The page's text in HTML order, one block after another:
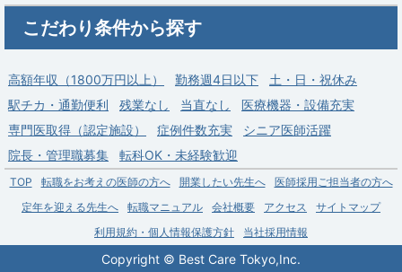
こだわり条件から探す
高額年収（1800万円以上） 勤務週4日以下
土・日・祝休み
駅チカ・通勤便利
残業なし 当直なし
医療機器・設備充実
専門医取得（認定施設）
症例件数充実
シニア医師活躍
院長・管理職募集
転科OK・未経験歓迎
TOP 転職をお考えの医師の方へ 開業したい先生へ
医師採用ご担当者の方へ
定年を迎える先生へ
転職マニュアル 会社概要 アクセス
サイトマップ
利用規約・個人情報保護方針
当社採用情報
Copyright © Best Care Tokyo,Inc.